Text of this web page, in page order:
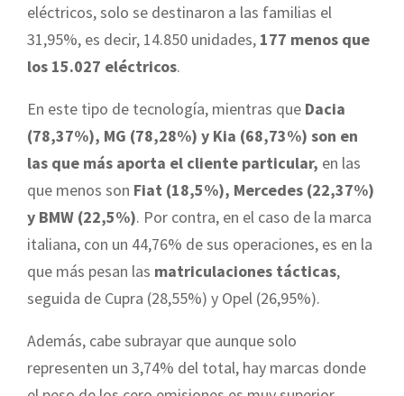
eléctricos, solo se destinaron a las familias el
31,95%, es decir, 14.850 unidades, 177 menos que
los 15.027 eléctricos.
En este tipo de tecnología, mientras que Dacia
(78,37%), MG (78,28%) y Kia (68,73%) son en
las que más aporta el cliente particular, en las
que menos son Fiat (18,5%), Mercedes (22,37%)
y BMW (22,5%). Por contra, en el caso de la marca
italiana, con un 44,76% de sus operaciones, es en la
que más pesan las matriculaciones tácticas,
seguida de Cupra (28,55%) y Opel (26,95%).
Además, cabe subrayar que aunque solo
representen un 3,74% del total, hay marcas donde